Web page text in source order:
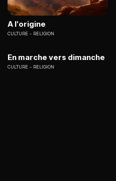
A l'origine
CULTURE RELIGION
En marche vers dimanche
CULTURE RELIGION